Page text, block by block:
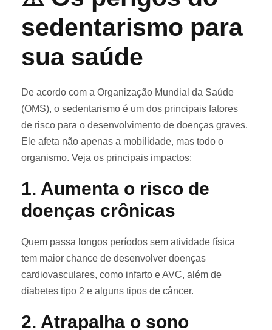
sedentarismo para
sua saúde
De acordo com a Organização Mundial da Saúde
(OMS), o sedentarismo é um dos principais fatores
de risco para o desenvolvimento de doenças graves.
Ele afeta não apenas a mobilidade, mas todo o
organismo. Veja os principais impactos:
1. Aumenta o risco de
doenças crônicas
Quem passa longos períodos sem atividade física
tem maior chance de desenvolver doenças
cardiovasculares, como infarto e AVC, além de
diabetes tipo 2 e alguns tipos de câncer.
2. Atrapalha o sono